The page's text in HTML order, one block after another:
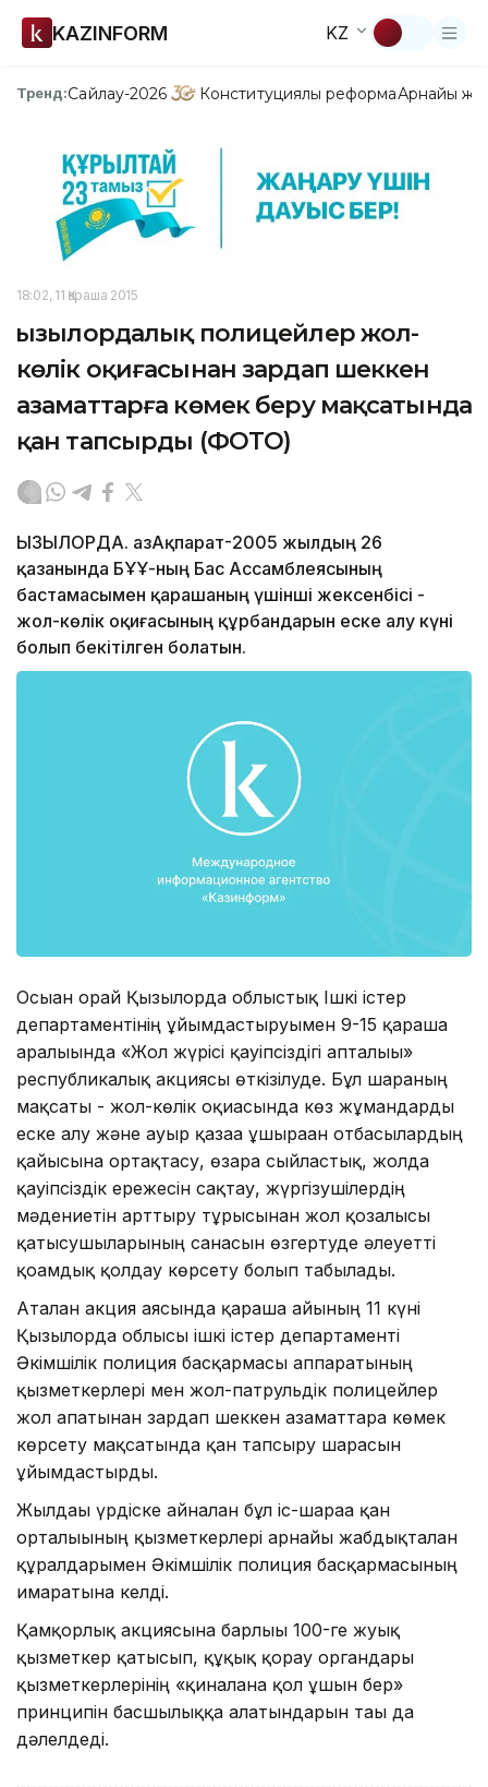
KAZINFORM KZ
Тренд:Сайлау-2026 Конституциялық реформаАрнайы
18:02, 11 Қараша 2015
Қызылордалық полицейлер жол-
көлік оқиғасынан зардап шеккен
азаматтарға көмек беру мақсатында
қан тапсырды (ФОТО)
ҚЫЗЫЛОРДА. ҚазАқпарат-2005 жылдың 26
қазанында БҰҰ-ның Бас Ассамблеясының
бастамасымен қарашаның үшінші жексенбісі -
жол-көлік оқиғасының құрбандарын еске алу күні
болып бекітілген болатын.
Осыған орай Қызылорда облыстық Ішкі істер
департаментінің ұйымдастыруымен 9-15 қараша
аралығында «Жол жүрісі қауіпсіздігі апталығы»
республикалық акциясы өткізілуде. Бұл шараның
мақсаты - жол-көлік оқиғасында көз жұмғандарды
еске алу және ауыр қазаға ұшыраған отбасылардың
қайғысына ортақтасу, өзара сыйластық, жолда
қауіпсіздік ережесін сақтау, жүргізушілердің
мәдениетін арттыру тұрғысынан жол қозғалысы
қатысушыларының санасын өзгертуде әлеуетті
қоғамдық қолдау көрсету болып табылады.
Аталған акция аясында қараша айының 11 күні
Қызылорда облысы ішкі істер департаменті
Әкімшілік полиция басқармасы аппаратының
қызметкерлері мен жол-патрульдік полицейлер
жол апатынан зардап шеккен азаматтарға көмек
көрсету мақсатында қан тапсыру шарасын
ұйымдастырды.
Жылдағы үрдіске айналған бұл іс-шараға қан
орталығының қызметкерлері арнайы жабдықталған
құралдарымен Әкімшілік полиция басқармасының
ғимаратына келді.
Қамқорлық акциясына барлығы 100-ге жуық
қызметкер қатысып, құқық қорғау органдары
қызметкерлерінің «қиналғанға қол ұшын бер»
принципін басшылыққа алатындарын тағы да
дәлелдеді.